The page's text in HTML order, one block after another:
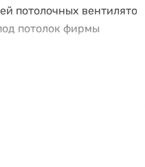
потолочных
потолок фирмы
Солер&Палау
производителя
магазина Vencon
актуальных моделей